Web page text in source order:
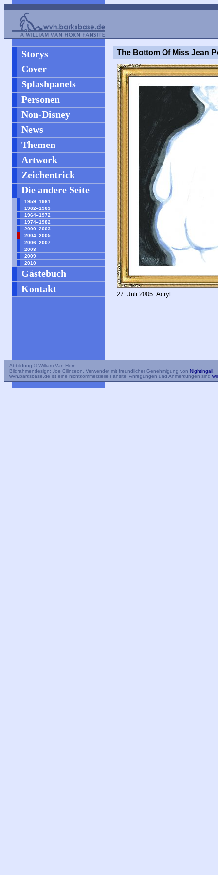
Storys
Cover
Splashpanels
Personen
Non-Disney
News
Themen
Artwork
Zeichentrick
Die andere Seite
1959–1961
1962–1963
1964–1972
1974–1982
2000–2003
2004–2005
2006–2007
2008
2009
2010
Gästebuch
Kontakt
The Bottom Of Miss Jean
27. Juli 2005. Acryl.
Abbildung © William Van Horn.
Bildrahmendesign: Joe Cilinceon. Verwendet mit freundlicher Genehmigung von Nightingail.
wvh.barksbase.de ist eine nichtkommerzielle Fansite. Anregungen und Anmerkungen sind